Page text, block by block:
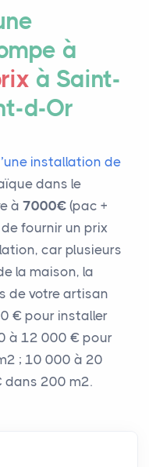
à
à Saint-
d-Or
installation de
dans le
à 7000€ (pac +
fournir un prix
car plusieurs
la maison, la
de votre artisan
€ pour installer
à 12 000 € pour
; 10 000 à 20
dans 200 m².